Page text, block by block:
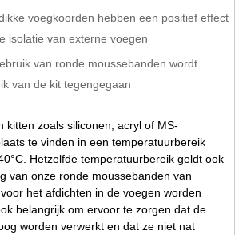
voegkoorden hebben een positief effect
isolatie van externe voegen
van ronde moussebanden wordt
van de kit tegengegaan
kitten zoals siliconen, acryl of MS-
te vinden in een temperatuurbereik
Hetzelfde temperatuurbereik geldt ook
van onze ronde moussebanden van
het afdichten in de voegen worden
belangrijk om ervoor te zorgen dat de
worden verwerkt en dat ze niet nat